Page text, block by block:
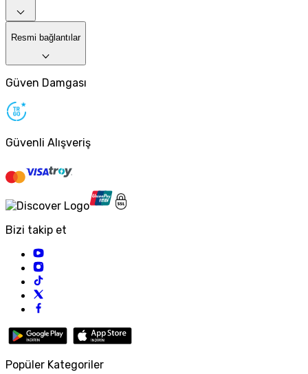
Resmi bağlantılar
Güven Damgası
Güvenli Alışveriş
Bizi takip et
Popüler Kategoriler